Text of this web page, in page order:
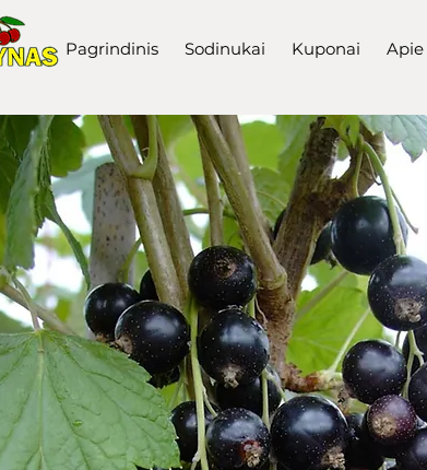
Pagrindinis Sodinukai Kuponai Apie